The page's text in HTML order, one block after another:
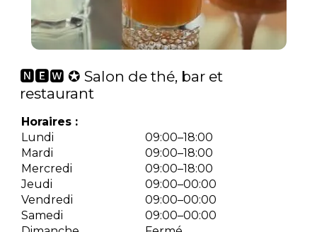
🅽🅴🆆 ✪ Salon de thé, bar et
restaurant
Horaires :
Lundi
09:00–18:00
Mardi
09:00–18:00
Mercredi
09:00–18:00
Jeudi
09:00–00:00
Vendredi
09:00–00:00
Samedi
09:00–00:00